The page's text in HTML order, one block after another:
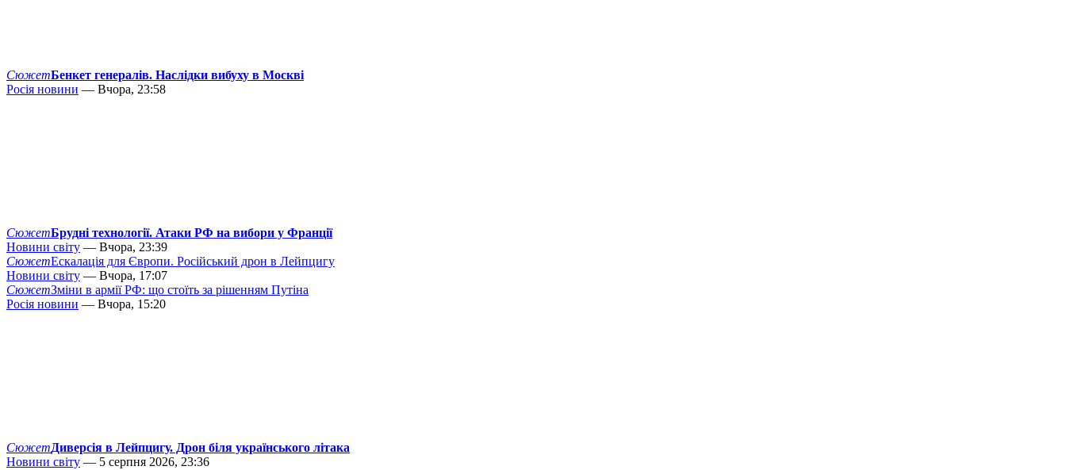
СюжетБенкет генералів. Наслідки вибуху в Москві
Росія новини — Вчора, 23:58
СюжетБрудні технології. Атаки РФ на вибори у Франції
Новини світу — Вчора, 23:39
СюжетЕскалація для Європи. Російський дрон в Лейпцигу
Новини світу — Вчора, 17:07
СюжетЗміни в армії РФ: що стоїть за рішенням Путіна
Росія новини — Вчора, 15:20
СюжетДиверсія в Лейпцигу. Дрон біля українського літака
Новини світу — 5 серпня 2026, 23:36